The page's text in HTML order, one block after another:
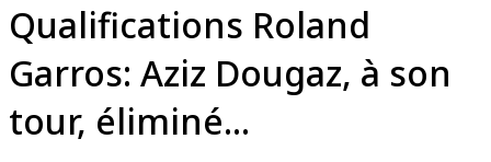
Qualifications Roland
Garros: Aziz Dougaz, à son
tour, éliminé...